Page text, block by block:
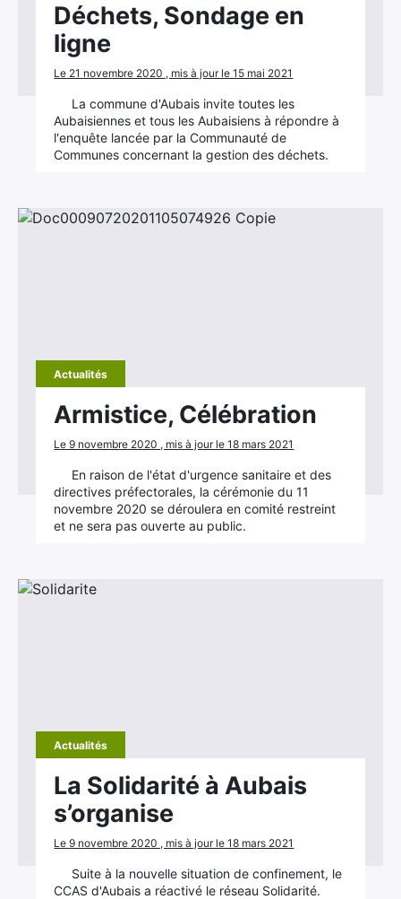
Déchets, Sondage en
ligne
Le 21 novembre 2020 , mis à jour le 15 mai 2021
La commune d'Aubais invite toutes les
Aubaisiennes et tous les Aubaisiens à répondre à
l'enquête lancée par la Communauté de
Communes concernant la gestion des déchets.
Actualités
Armistice, Célébration
Le 9 novembre 2020 , mis à jour le 18 mars 2021
En raison de l'état d'urgence sanitaire et des
directives préfectorales, la cérémonie du 11
novembre 2020 se déroulera en comité restreint
et ne sera pas ouverte au public.
Actualités
La Solidarité à Aubais
s’organise
Le 9 novembre 2020 , mis à jour le 18 mars 2021
Suite à la nouvelle situation de confinement, le
CCAS d'Aubais a réactivé le réseau Solidarité.